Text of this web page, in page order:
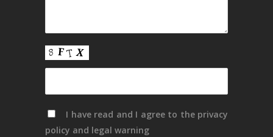
I have read and I agree to the privacy
policy and legal warning